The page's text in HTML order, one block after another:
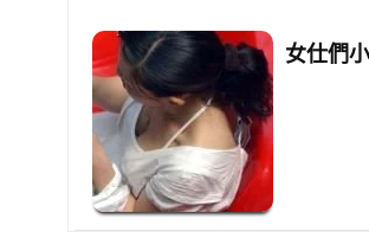
女仕們